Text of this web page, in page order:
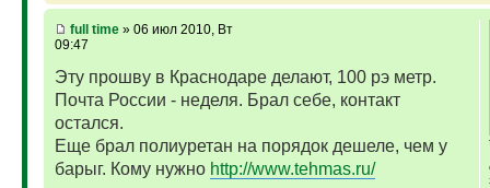
full time» 06 июл 2010, Вт
09:47
Эту прошву в Краснодаре делают, 100 рэ метр.
Почта России - неделя. Брал себе, контакт
остался.
Еще брал полиуретан на порядок дешеле, чем у
барыг. Кому нужно http://www.tehmas.ru/